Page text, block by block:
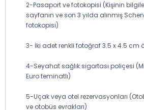
2-Pasaport ve fotokopisi (Kişinin
sayfanın ve son 3 yılda alınmış
fotokopisi)
3- İki adet renkli fotoğraf 3.5 x 4.5 cm
4-Seyahat sağlık sigortası poliçesi
Euro teminatlı)
5-Uçak veya otel rezervasyonları
ve otobüs evrakları)